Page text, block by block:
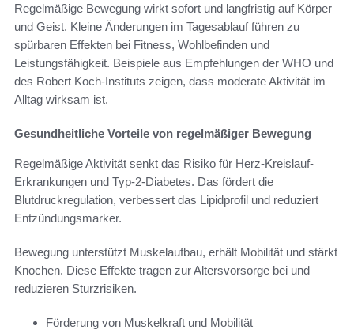
Regelmäßige Bewegung wirkt sofort und langfristig auf Körper
und Geist. Kleine Änderungen im Tagesablauf führen zu
spürbaren Effekten bei Fitness, Wohlbefinden und
Leistungsfähigkeit. Beispiele aus Empfehlungen der WHO und
des Robert Koch-Instituts zeigen, dass moderate Aktivität im
Alltag wirksam ist.
Gesundheitliche Vorteile von regelmäßiger Bewegung
Regelmäßige Aktivität senkt das Risiko für Herz-Kreislauf-
Erkrankungen und Typ-2-Diabetes. Das fördert die
Blutdruckregulation, verbessert das Lipidprofil und reduziert
Entzündungsmarker.
Bewegung unterstützt Muskelaufbau, erhält Mobilität und stärkt
Knochen. Diese Effekte tragen zur Altersvorsorge bei und
reduzieren Sturzrisiken.
Förderung von Muskelkraft und Mobilität